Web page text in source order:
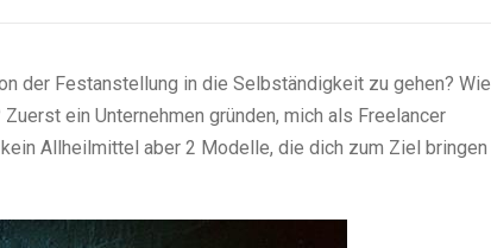
der Festanstellung in die Selbständigkeit zu gehen? Wie
ein Unternehmen gründen, mich als Freelancer
Allheilmittel aber 2 Modelle, die dich zum Ziel bringen